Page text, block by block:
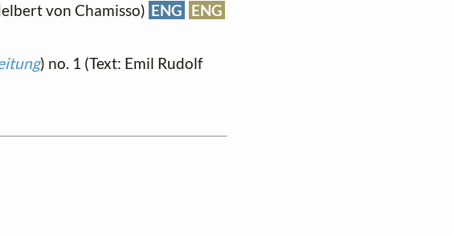
von Chamisso) ENG ENG
) no. 1 (Text: Emil Rudolf